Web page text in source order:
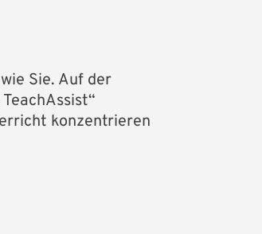
Sie. Auf der
konzentrieren